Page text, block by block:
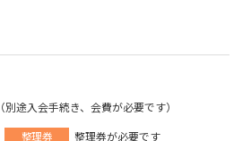
別途入会手続き、会費が必要です）
整理券
整理券が必要です